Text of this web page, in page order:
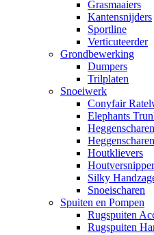
Grasmaaiers
Kantensnijders
Sportline
Verticuteerder
Grondbewerking
Dumpers
Trilplaten
Snoeiwerk
Conyfair
Elephants
Heggenscharen
Houtklievers
Silky
Snoeischaren
Spuiten en Pompen
Rugspuiten
Rugspuiten